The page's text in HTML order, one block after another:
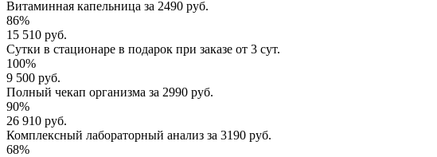
Витаминная капельница за 2490 руб.
86%
15 510 руб.
Сутки в стационаре в подарок при заказе от 3 сут.
100%
9 500 руб.
Полный чекап организма за 2990 руб.
90%
26 910 руб.
Комплексный лабораторный анализ за 3190 руб.
68%